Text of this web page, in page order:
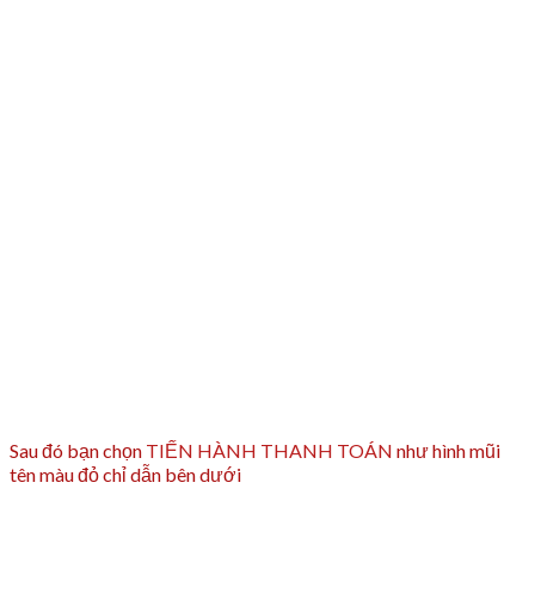
Sau đó bạn chọn TIẾN HÀNH THANH TOÁN như hình mũi
tên màu đỏ chỉ dẫn bên dưới